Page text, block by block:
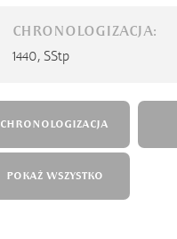
CHRONOLOGIZACJA:
1440, SStp
CHRONOLOGIZACJA
POKAŻ WSZYSTKO